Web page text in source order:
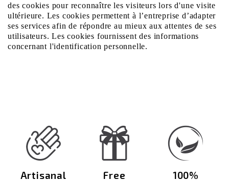
des cookies pour reconnaître les visiteurs lors d'une visite
ultérieure. Les cookies permettent à l’entreprise d’adapter
ses services afin de répondre au mieux aux attentes de ses
utilisateurs. Les cookies fournissent des informations
concernant l'identification personnelle.
Artisanal Free 100%